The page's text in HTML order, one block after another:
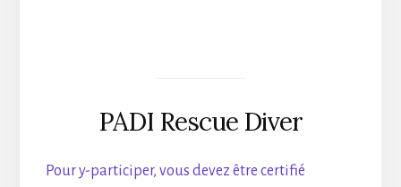
PADI Rescue Diver
Pour y-participer, vous devez être certifié